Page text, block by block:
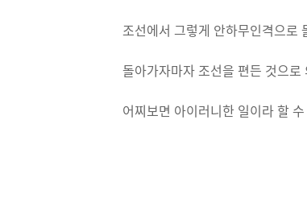
조선에서 그렇게 안하무인격으로
돌아가자마자 조선을 편든 것으
어찌보면 아이러니한 일이라 할